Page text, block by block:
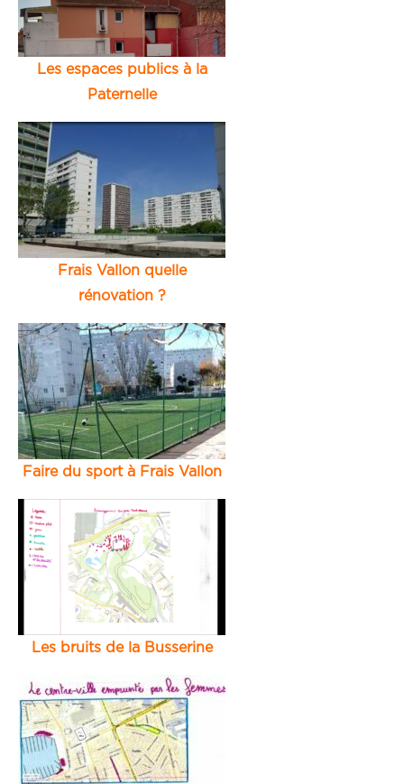
Les espaces publics à la
Paternelle
Frais Vallon quelle
rénovation ?
Faire du sport à Frais Vallon
Les bruits de la Busserine